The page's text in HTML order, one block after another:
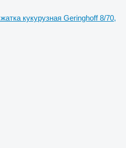
жатка кукурузная Geringhoff 8/70,